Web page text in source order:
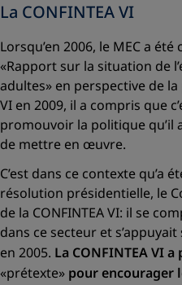
La CONFINTEA VI
Lorsqu’en 2006, le MEC a
«Rapport sur la situation de
adultes» en perspective de
VI en 2009, il a compris que
promouvoir la politique qu’il
de mettre en œuvre.
C’est dans ce contexte qu’a
résolution présidentielle, le
de la CONFINTEA VI: il se
dans ce secteur et
en 2005. La CONFINTEA VI
«prétexte» pour encourager